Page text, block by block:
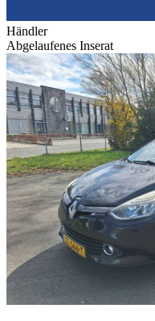
Händler
Abgelaufenes Inserat